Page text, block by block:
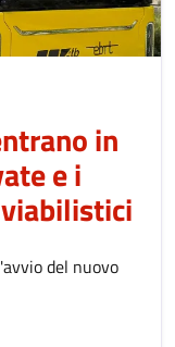
in
e i
del nuovo